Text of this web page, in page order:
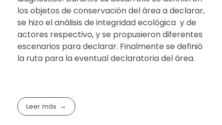
los objetos de conservación del área a declarar,
se hizo el análisis de integridad ecológica y de
actores respectivo, y se propusieron diferentes
escenarios para declarar. Finalmente se definió
la ruta para la eventual declaratoria del área.
Leer más